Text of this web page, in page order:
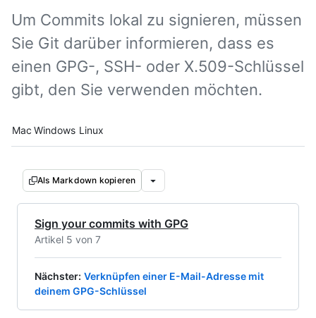
Um Commits lokal zu signieren, müssen
Sie Git darüber informieren, dass es
einen GPG-, SSH- oder X.509-Schlüssel
gibt, den Sie verwenden möchten.
Platform navigation
Mac Windows Linux
Als Markdown kopieren
Sign your commits with GPG
Artikel 5 von 7
Nächster: Verknüpfen einer E-Mail-Adresse mit
deinem GPG-Schlüssel